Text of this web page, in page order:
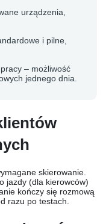
urządzenia,
i pilne,
– możliwość
jednego dnia.
skierowanie.
jazdy (dla kierowców)
kończy się rozmową
razu po testach.